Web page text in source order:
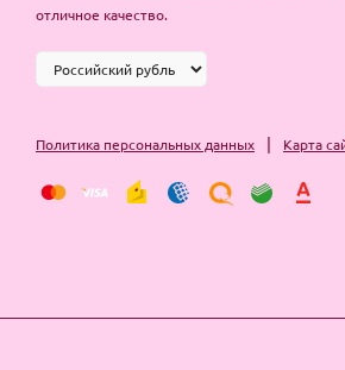
отличное качество.
Политика персональных данных | Карта